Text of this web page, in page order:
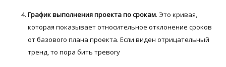
График выполнения проекта по срокам. Это кривая,
которая показывает относительное отклонение сроков
от базового плана проекта. Если виден отрицательный
тренд, то пора бить тревогу